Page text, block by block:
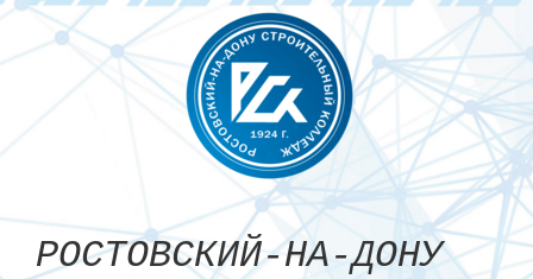
Перейти к основному содержанию
РОСТОВСКИЙ-НА-ДОНУ